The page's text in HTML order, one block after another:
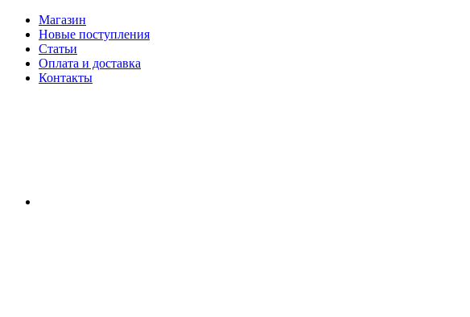
Магазин
Новые поступления
Статьи
Оплата и доставка
Контакты